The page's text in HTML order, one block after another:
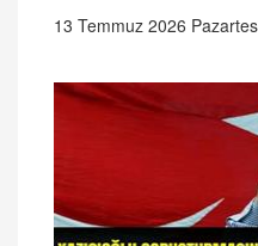
13 Temmuz 2026